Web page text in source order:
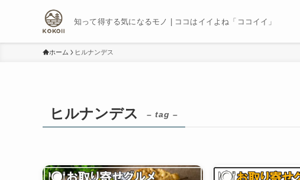
知って得する気になるモノ | ココはイイよね「ココイイ」
ホーム ヒルナンデス
ヒルナンデス – tag –